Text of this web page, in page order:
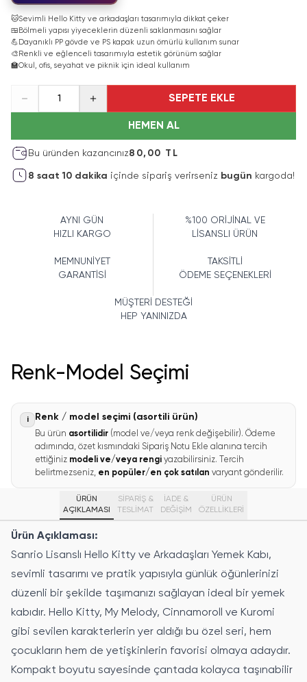
🐱Sevimli Hello Kitty ve arkadaşları tasarımıyla dikkat çeker
🍱 Bölmeli yapısı yiyeceklerin düzenli saklanmasını sağlar
💪 Dayanıklı PP gövde ve PS kapak uzun ömürlü kullanım sunar
🎨 Renkli ve eğlenceli tasarımıyla estetik görünüm sağlar
🏫Okul, ofis, seyahat ve piknik için ideal kullanım
1 SEPETE EKLE
HEMEN AL
Bu üründen kazancınız80,00 TL
8 saat 10 dakika içinde sipariş verirseniz bugün kargoda!
AYNI GÜN
HIZLI KARGO
%100 ORİJİNAL VE
LİSANSLI ÜRÜN
MEMNUNİYET
GARANTİSİ
TAKSİTLİ
ÖDEME SEÇENEKLERİ
MÜŞTERİ DESTEĞİ
HEP YANINIZDA
Renk-Model Seçimi
i Renk / model seçimi (asortili ürün)
Bu ürün asortilidir (model ve/veya renk değişebilir). Ödeme
adımında, özet kısmındaki Sipariş Notu Ekle alanına tercih
ettiğiniz modeli ve/veya rengi yazabilirsiniz. Tercih
belirtmezseniz, en popüler/en çok satılan varyant gönderilir.
ÜRÜN
AÇIKLAMASI
SİPARİŞ &
TESLİMAT
İADE &
DEĞİŞİM
ÜRÜN
ÖZELLIKLERI
Ürün Açıklaması:
Sanrio Lisanslı Hello Kitty ve Arkadaşları Yemek Kabı,
sevimli tasarımı ve pratik yapısıyla günlük öğünlerinizi
düzenli bir şekilde taşımanızı sağlayan ideal bir yemek
kabıdır. Hello Kitty, My Melody, Cinnamoroll ve Kuromi
gibi sevilen karakterlerin yer aldığı bu özel seri, hem
çocukların hem de yetişkinlerin favorisi olmaya adaydır.
Kompakt boyutu sayesinde çantada kolayca taşınabilir